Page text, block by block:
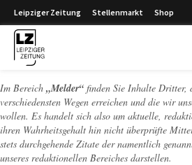
Leipziger Zeitung Stellenmarkt Shop
Im Bereich „Melder“ finden Sie Inhalte Dritter,
verschiedensten Wegen erreichen und die wir
wollen. Es handelt sich also um aktuelle,
ihren Wahrheitsgehalt hin nicht überprüfte
stets durchgehende Zitate der namentlich
unseres redaktionellen Bereiches darstellen.